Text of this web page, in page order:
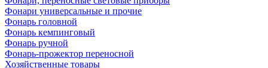
Фонари универсальные и прочие
Фонарь головной
Фонарь кемпинговый
Фонарь ручной
Фонарь-прожектор переносной
Хозяйственные товары